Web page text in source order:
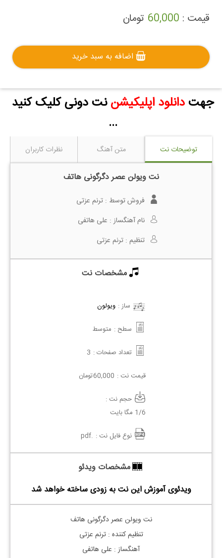
قیمت : 60,000 تومان
اضافه به سبد خرید
جهتدانلود اپلیکیشن نت دونی کلیک کنید
...
توضیحات نت متن آهنگ نظرات کاربران
نت ویولن عصر دگرگونی هاتف
فروش توسط : ترنم عزتی
نام آهنگساز : علی هاتفی
تنظیم : ترنم عزتی
مشخصات نت
ساز : ویولون
سطح : متوسط
تعداد صفحات : 3
قیمت نت : 60,000تومان
حجم نت :
1/6 مگا بایت
نوع فایل نت : .pdf
مشخصات ویدئو
ویدئوی آموزش این نت به زودی ساخته خواهد شد
نت ویولن عصر دگرگونی هاتف
تنظیم کننده : ترنم عزتی
آهنگساز : علی هاتفی